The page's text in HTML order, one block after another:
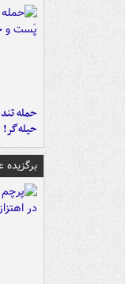
حمله
حیله‌گر!